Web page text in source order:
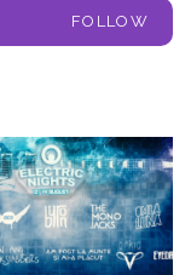
FOLLOW